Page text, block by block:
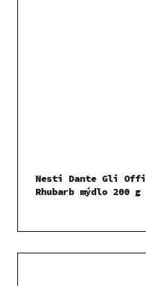
Nesti Dante Gli
Rhubarb mýdlo 200 g